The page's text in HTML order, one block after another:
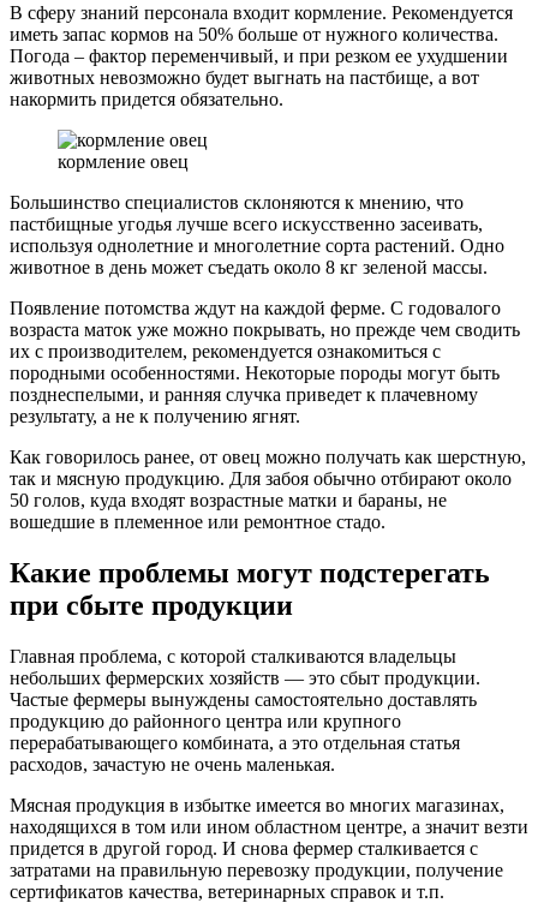
В сферу знаний персонала входит кормление. Рекомендуется
иметь запас кормов на 50% больше от нужного количества.
Погода – фактор переменчивый, и при резком ее ухудшении
животных невозможно будет выгнать на пастбище, а вот
накормить придется обязательно.
кормление овец
Большинство специалистов склоняются к мнению, что
пастбищные угодья лучше всего искусственно засеивать,
используя однолетние и многолетние сорта растений. Одно
животное в день может съедать около 8 кг зеленой массы.
Появление потомства ждут на каждой ферме. С годовалого
возраста маток уже можно покрывать, но прежде чем сводить
их с производителем, рекомендуется ознакомиться с
породными особенностями. Некоторые породы могут быть
позднеспелыми, и ранняя случка приведет к плачевному
результату, а не к получению ягнят.
Как говорилось ранее, от овец можно получать как шерстную,
так и мясную продукцию. Для забоя обычно отбирают около
50 голов, куда входят возрастные матки и бараны, не
вошедшие в племенное или ремонтное стадо.
Какие проблемы могут подстерегать
при сбыте продукции
Главная проблема, с которой сталкиваются владельцы
небольших фермерских хозяйств — это сбыт продукции.
Частые фермеры вынуждены самостоятельно доставлять
продукцию до районного центра или крупного
перерабатывающего комбината, а это отдельная статья
расходов, зачастую не очень маленькая.
Мясная продукция в избытке имеется во многих магазинах,
находящихся в том или ином областном центре, а значит везти
придется в другой город. И снова фермер сталкивается с
затратами на правильную перевозку продукции, получение
сертификатов качества, ветеринарных справок и т.п.